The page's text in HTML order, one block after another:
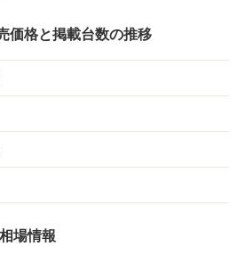
価格と掲載台数の推移
場情報